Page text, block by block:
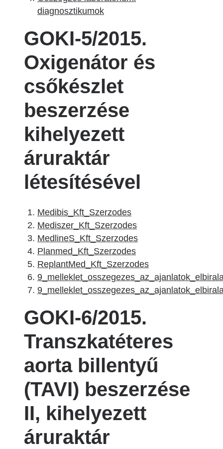
diagnosztikumok
GOKI-5/2015.
Oxigenátor és
csőkészlet
beszerzése
kihelyezett
áruraktár
létesítésével
Medibis_Kft_Szerzodes
Mediszer_Kft_Szerzodes
MedlineS_Kft_Szerzodes
Planmed_Kft_Szerzodes
ReplantMed_Kft_Szerzodes
GOKI-6/2015.
Transzkatéteres
aorta billentyű
(TAVI) beszerzése
II, kihelyezett
áruraktár